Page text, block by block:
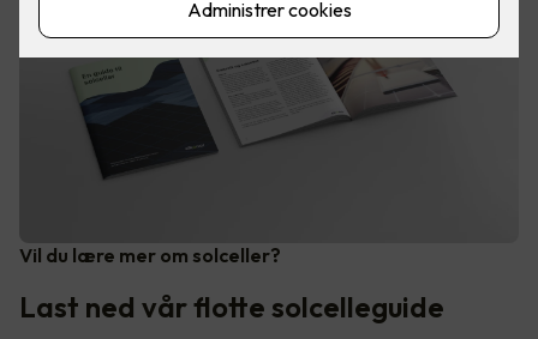
Vil du lære mer om solceller?
Last ned vår flotte solcelleguide